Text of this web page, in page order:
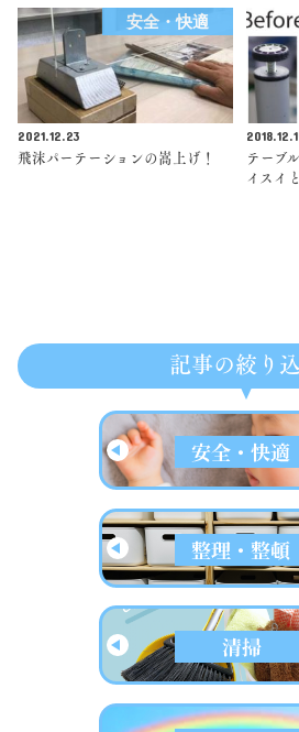
安全・快適
2021.12.23
飛沫パーテーションの嵩上げ！
テーブ
イスイ
記事の絞り